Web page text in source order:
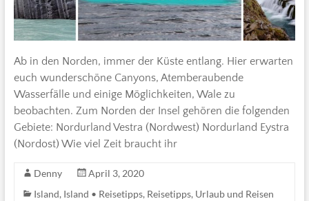
Ab in den Norden, immer der Küste entlang. Hier erwarten
euch wunderschöne Canyons, Atemberaubende
Wasserfälle und einige Möglichkeiten, Wale zu
beobachten. Zum Norden der Insel gehören die folgenden
Gebiete: Nordurland Vestra (Nordwest) Nordurland Eystra
(Nordost) Wie viel Zeit braucht ihr
Denny
April 3, 2020
Island, Island • Reisetipps, Reisetipps, Urlaub und Reisen